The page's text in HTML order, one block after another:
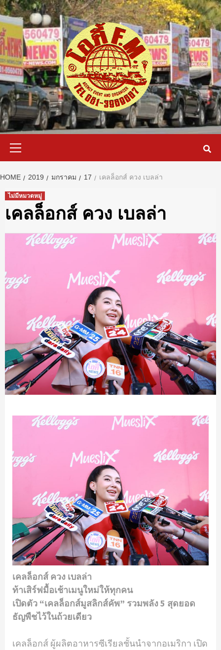
Skip
to
content
HOME 2019 มกราคม 17 เคลล็อกส์ ควง เบลล่า
ไม่มีหมวดหมู่
เคลล็อกส์ ควง เบลล่า
เคลล็อกส์ ควง เบลล่า
ท้าเสิร์ฟมื้อเช้าเมนูใหม่ให้ทุกคน
เปิดตัว “เคลล็อกส์มูสลิกส์คัพ” รวมพลัง 5 สุดยอด
ธัญพืชไว้ในถ้วยเดียว
เคลล็อกส์ ผู้ผลิตอาหารซีเรียลชั้นนําจากอเมริกา เปิด